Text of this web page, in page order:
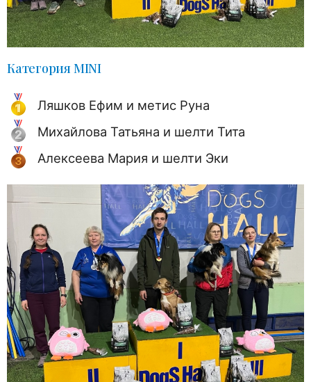
Категория MINI
Ляшков Ефим и метис Руна
Михайлова Татьяна и шелти Тита
Алексеева Мария и шелти Эки